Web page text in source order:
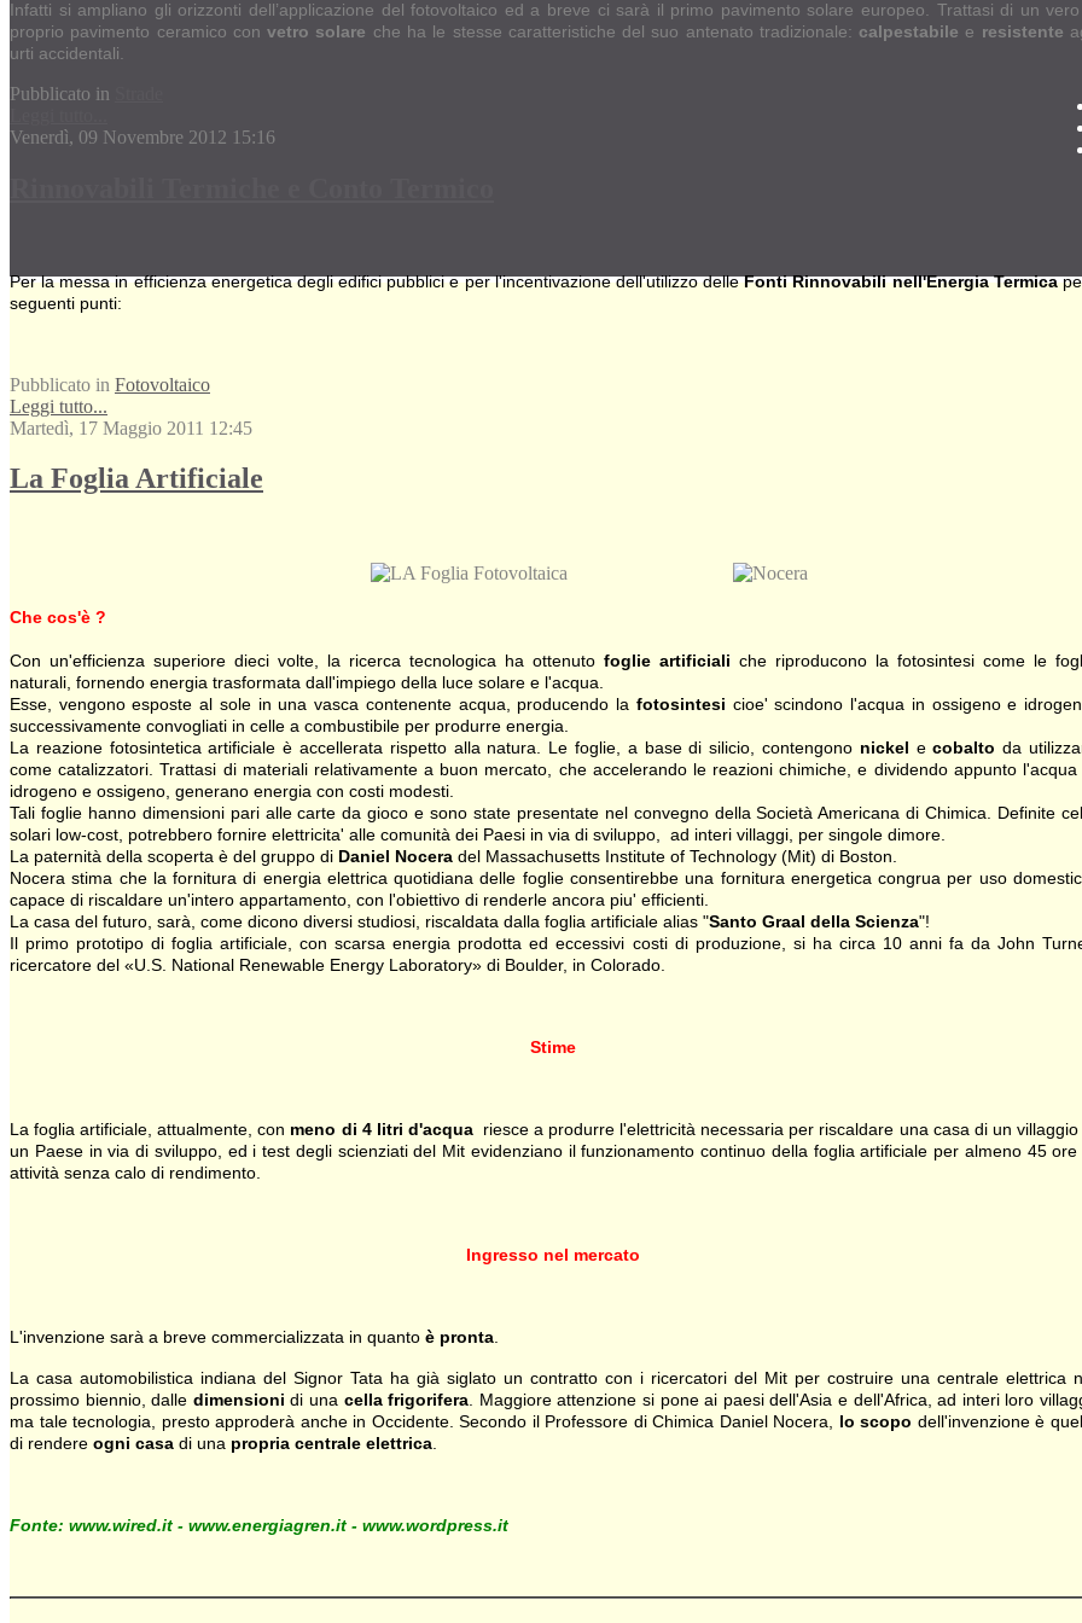
Infatti si ampliano gli orizzonti dell’applicazione del fotovoltaico ed a breve ci sarà il primo pavimento solare europeo. Trattasi di un
proprio pavimento ceramico convetro solare che ha le stesse caratteristiche del suo antenato tradizionale: calpestabile e resistente
urti accidentali.
Pubblicato in
Venerdì, 09 Novembre 2012 15:16
Per la messa in efficienza energetica degli edifici pubblici e per l'incentivazione dell'utilizzo delleFonti Rinnovabili nell'Energia Termica
seguenti punti:
Pubblicato in Fotovoltaico
Leggi tutto...
Martedì, 17 Maggio 2011 12:45
La Foglia Artificiale
Che cos'è ?
Con un'efficienza superiore dieci volte, la ricerca tecnologica ha ottenuto foglie artificiali che riproducono la fotosintesi come le
naturali, fornendo energia trasformata dall'impiego della luce solare e l'acqua.
Esse, vengono esposte al sole in una vasca contenente acqua, producendo la fotosintesi cioe' scindono l'acqua in ossigeno e
successivamente convogliati in celle a combustibile per produrre energia.
La reazione fotosintetica artificiale è accellerata rispetto alla natura. Le foglie, a base di silicio, contengono nickel ecobalto da
come catalizzatori. Trattasi di materiali relativamente a buon mercato, che accelerando le reazioni chimiche, e dividendo appunto l'acqua
idrogeno e ossigeno, generano energia con costi modesti.
Tali foglie hanno dimensioni pari alle carte da gioco e sono state presentate nel convegno della Società Americana di Chimica. Definite
solari low-cost, potrebbero fornire elettricita' alle comunità dei Paesi in via di sviluppo, ad interi villaggi, per singole dimore.
La paternità della scoperta è del gruppo di Daniel Nocera del Massachusetts Institute of Technology (Mit) di Boston.
Nocera stima che la fornitura di energia elettrica quotidiana delle foglie consentirebbe una fornitura energetica congrua per uso
capace di riscaldare un'intero appartamento, con l'obiettivo di renderle ancora piu' efficienti.
La casa del futuro, sarà, come dicono diversi studiosi, riscaldata dalla foglia artificiale alias "Santo Graal della Scienza"!
Il primo prototipo di foglia artificiale, con scarsa energia prodotta ed eccessivi costi di produzione, si ha circa 10 anni fa da John
ricercatore del «U.S. National Renewable Energy Laboratory» di Boulder, in Colorado.
Stime
La foglia artificiale, attualmente, con meno di 4 litri d'acquariesce a produrre l'elettricità necessaria per riscaldare una casa di un villaggio
un Paese in via di sviluppo, ed i test degli scienziati del Mit evidenziano il funzionamento continuo della foglia artificiale per almeno 45 ore
attività senza calo di rendimento.
Ingresso nel mercato
L'invenzione sarà a breve commercializzata in quanto è pronta.
La casa automobilistica indiana del Signor Tata ha già siglato un contratto con i ricercatori del Mit per costruire una centrale elettrica
prossimo biennio, dalle dimensioni di una cella frigorifera. Maggiore attenzione si pone ai paesi dell'Asia e dell'Africa, ad interi loro
ma tale tecnologia, presto approderà anche in Occidente. Secondo il Professore di Chimica Daniel Nocera, lo scopo dell'invenzione è
di rendere ogni casa di una propria centrale elettrica.
Fonte: www.wired.it - www.energiagren.it - www.wordpress.it